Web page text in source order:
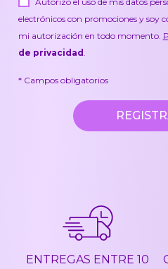
electrónicos con promociones y soy
mi autorización en todo momento.
de privacidad
* Campos obligatorios
ENTREGAS ENTRE 10